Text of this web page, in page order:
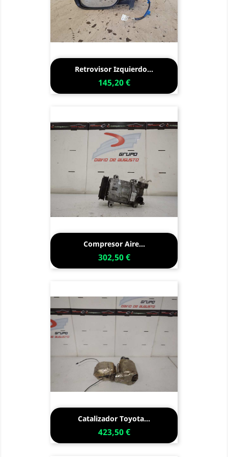
Retrovisor Izquierdo...
145,20 €
Compresor Aire...
302,50 €
Catalizador Toyota...
423,50 €